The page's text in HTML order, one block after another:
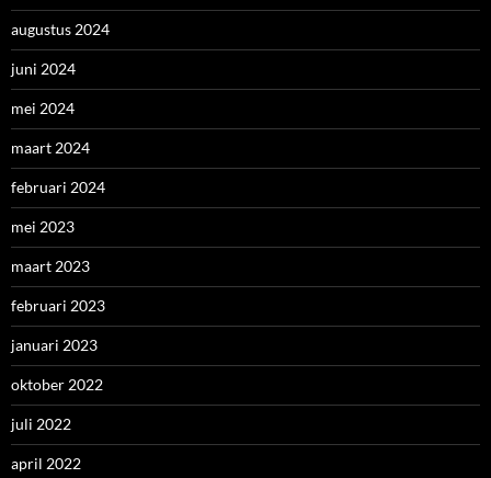
augustus 2024
juni 2024
mei 2024
maart 2024
februari 2024
mei 2023
maart 2023
februari 2023
januari 2023
oktober 2022
juli 2022
april 2022